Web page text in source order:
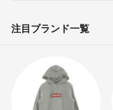
注目ブランド一覧